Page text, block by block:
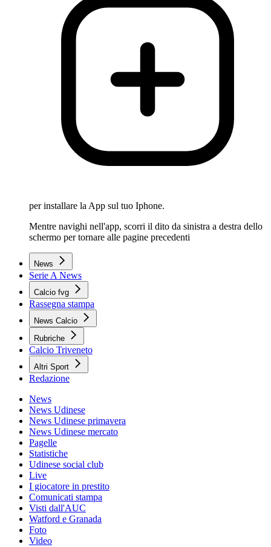
per installare la App sul tuo Iphone.
Mentre navighi nell'app, scorri il dito da sinistra a destra dello
schermo per tornare alle pagine precedenti
News
Serie A News
Calcio fvg
Rassegna stampa
News Calcio
Rubriche
Calcio Triveneto
Altri Sport
Redazione
News
News Udinese
News Udinese primavera
News Udinese mercato
Pagelle
Statistiche
Udinese social club
Live
I giocatore in prestito
Comunicati stampa
Visti dall'AUC
Watford e Granada
Foto
Video